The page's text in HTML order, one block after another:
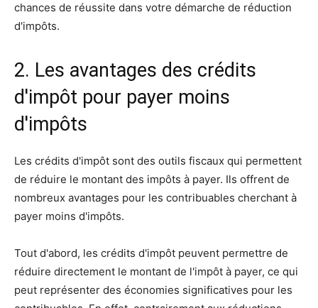
chances de réussite dans votre démarche de réduction
d'impôts.
2. Les avantages des crédits
d'impôt pour payer moins
d'impôts
Les crédits d'impôt sont des outils fiscaux qui permettent
de réduire le montant des impôts à payer. Ils offrent de
nombreux avantages pour les contribuables cherchant à
payer moins d'impôts.
Tout d'abord, les crédits d'impôt peuvent permettre de
réduire directement le montant de l'impôt à payer, ce qui
peut représenter des économies significatives pour les